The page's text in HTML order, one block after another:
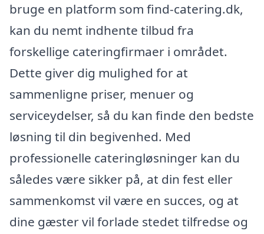
bruge en platform som find-catering.dk,
kan du nemt indhente tilbud fra
forskellige cateringfirmaer i området.
Dette giver dig mulighed for at
sammenligne priser, menuer og
serviceydelser, så du kan finde den bedste
løsning til din begivenhed. Med
professionelle cateringløsninger kan du
således være sikker på, at din fest eller
sammenkomst vil være en succes, og at
dine gæster vil forlade stedet tilfredse og